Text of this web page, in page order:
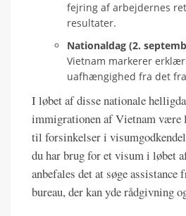
fejring af arbejdernes
resultater.
Nationaldag (2.
Vietnam markerer
uafhængighed fra det
I løbet af disse nationale
immigrationen af Vietnam
til forsinkelser i
du har brug for et visum i løbet
anbefales det at søge assistance
bureau, der kan yde rådgivning